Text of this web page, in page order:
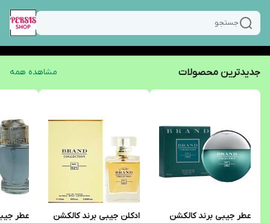
جستجو
جدیدترین محصولات مشاهده همه
عطر جیبی برند کالکشن
ادکلن جیبی برند کالکشن
عطر